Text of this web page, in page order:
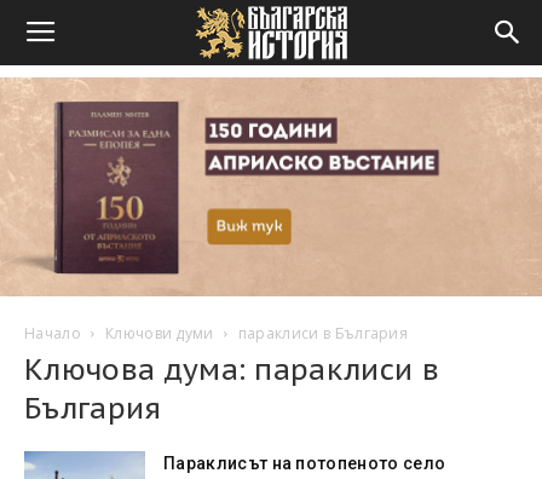
Начало Ключови думи параклиси в България
Ключова дума: параклиси в
България
Параклисът на потопеното село